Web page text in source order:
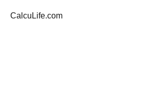
CalcuLife.com